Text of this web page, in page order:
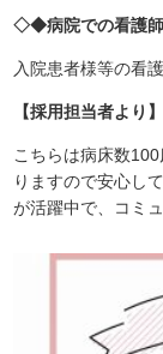
◇◆病院での看護
入院患者様等の看
【採用担当者より】
こちらは病床数
りますので安心し
が活躍中で、コミ